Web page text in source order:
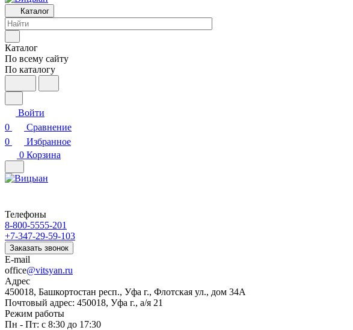
Каталог
Каталог
По всему сайту
По каталогу
Войти
0
Сравнение
0
Избранное
0 Корзина
Телефоны
8-800-5555-201
+7-347-29-59-103
Заказать звонок
E-mail
office@vitsyan.ru
Адрес
450018, Башкортостан респ., Уфа г., Флотская ул., дом 34А
Почтовый адрес: 450018, Уфа г., а/я 21
Режим работы
Пн - Пт: с 8:30 до 17:30